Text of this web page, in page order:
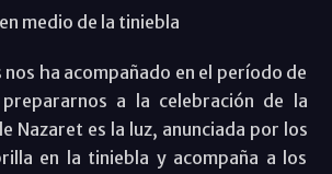
medio de la tiniebla
ha acompañado en el período de
a la celebración de la
Nazaret es la luz, anunciada por los
en la tiniebla y acompaña a los